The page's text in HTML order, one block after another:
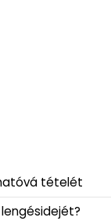
tételét